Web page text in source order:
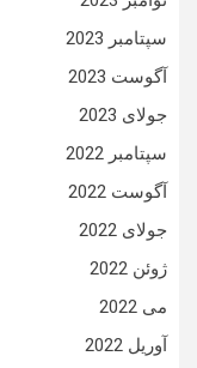
سپتامبر 2023
آگوست 2023
جولای 2023
سپتامبر 2022
آگوست 2022
جولای 2022
ژوئن 2022
می 2022
آوریل 2022